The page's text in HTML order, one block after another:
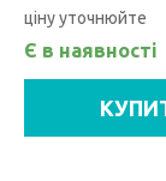
ціну уточнюйте
Є в наявності